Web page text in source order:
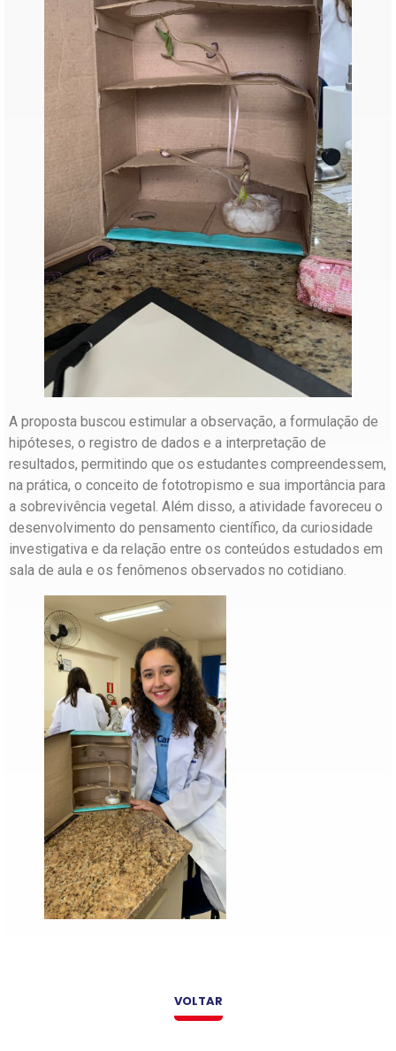
A proposta buscou estimular a observação, a formulação de
hipóteses, o registro de dados e a interpretação de
resultados, permitindo que os estudantes compreendessem,
na prática, o conceito de fototropismo e sua importância para
a sobrevivência vegetal. Além disso, a atividade favoreceu o
desenvolvimento do pensamento científico, da curiosidade
investigativa e da relação entre os conteúdos estudados em
sala de aula e os fenômenos observados no cotidiano.
VOLTAR